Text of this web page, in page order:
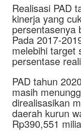
Realisasi PAD
kinerja yang
persentasenya
Pada 2017-
melebihi target
persentase
PAD tahun
masih
direalisasikan
daerah kurun
Rp390,551